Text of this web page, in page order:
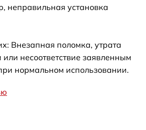
неправильная установка
Внезапная поломка, утрата
или несоответствие заявленным
нормальном использовании.